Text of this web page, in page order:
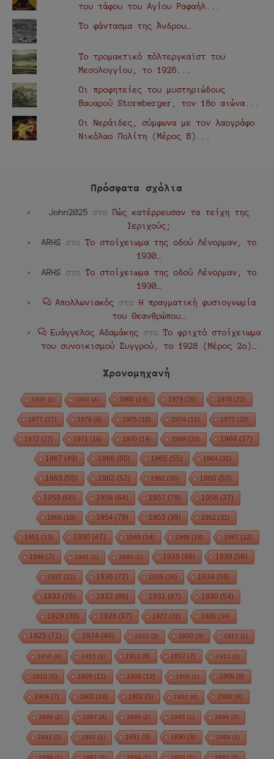
του τάφου του Αγίου Ραφαήλ...
Το φάντασμα της Άνδρου…
Το τρομακτικό πόλτεργκαϊστ του
Μεσολογγίου, το 1926...
Οι προφητείες του μυστηριώδους
Βαυαρού Stormberger, τον 18ο αιώνα...
Οι Νεράιδες, σύμφωνα με τον λαογράφο
Νικόλαο Πολίτη (Μέρος Β)...
Πρόσφατα σχόλια
John2025 στο Πώς κατέρρευσαν τα τείχη της
Ιεριχούς;
ARHS στο Το στοίχειωμα της οδού Λένορμαν, το
1930…
ARHS στο Το στοίχειωμα της οδού Λένορμαν, το
1930…
Απολλωνιακός στο Η πραγματική φυσιογνωμία
του Θεανθρώπου…
Ευάγγελος Αδαμάκης στο Το φριχτό στοίχειωμα
του συνοικισμού Συγγρού, το 1928 (Μέρος 2ο)…
Χρονομηχανή
1995 (1) 1981 (4) 1980 (14) 1979 (26) 1978 (22)
1977 (27) 1976 (6) 1975 (10) 1974 (11) 1973 (29)
1972 (17) 1971 (16) 1970 (14) 1969 (32) 1968 (37)
1967 (49) 1966 (60) 1965 (55) 1964 (31)
1963 (55) 1962 (52) 1961 (35) 1960 (50)
1959 (66) 1958 (64) 1957 (79) 1956 (37)
1955 (18) 1954 (79) 1953 (39) 1952 (31)
1951 (13) 1950 (47) 1949 (14) 1948 (18) 1947 (12)
1946 (7) 1941 (1) 1940 (1) 1939 (46) 1938 (56)
1937 (31) 1936 (72) 1935 (34) 1934 (59)
1933 (76) 1932 (86) 1931 (87) 1930 (54)
1929 (38) 1928 (97) 1927 (32) 1926 (34)
1925 (71) 1924 (40) 1922 (3) 1920 (9) 1917 (1)
1916 (4) 1915 (3) 1913 (8) 1912 (7) 1911 (2)
1910 (5) 1909 (11) 1908 (12) 1906 (1) 1905 (8)
1904 (7) 1903 (18) 1902 (5) 1901 (4) 1900 (6)
1898 (2) 1897 (4) 1896 (2) 1895 (1) 1894 (3)
1893 (3) 1892 (1) 1891 (9) 1890 (9) 1889 (1)
1888 (1) 1887 (2) 1884 (1) 1883 (1) 1882 (3)